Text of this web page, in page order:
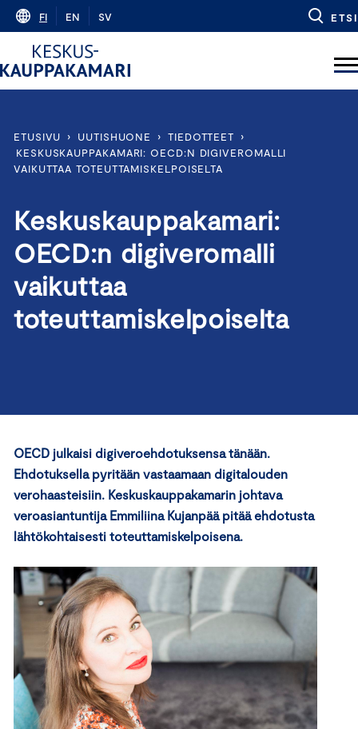
Skip
content
FI EN SV ETSI
ETUSIVU › UUTISHUONE › TIEDOTTEET
›
KESKUSKAUPPAKAMARI: OECD:N DIGIVEROMALLI
VAIKUTTAA TOTEUTTAMISKELPOISELTA
Keskuskauppakamari:
OECD:n digiveromalli
vaikuttaa
toteuttamiskelpoiselta
OECD julkaisi digiveroehdotuksensa tänään.
Ehdotuksella pyritään vastaamaan digitalouden
verohaasteisiin. Keskuskauppakamarin johtava
veroasiantuntija Emmiliina Kujanpää pitää ehdotusta
lähtökohtaisesti toteuttamiskelpoisena.